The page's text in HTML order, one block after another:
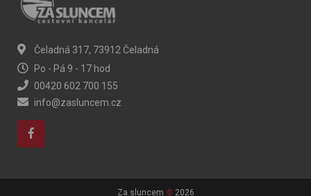
Čeladná 317, 73912 Čeladná
Po - Pá 9 - 17 hod
00420 602 700 155
info@zasluncem.cz
Za sluncem © 2026